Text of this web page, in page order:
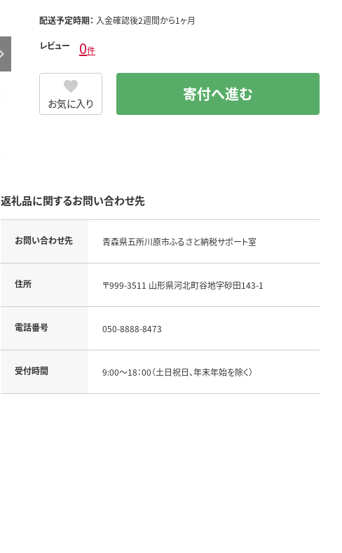
配送予定時期： 入金確認後2週間から1ヶ月
レビュー 0件
お気に入り 寄付へ進む
返礼品に関するお問い合わせ先
お問い合わせ先 青森県五所川原市ふるさと納税サポート室
住所 〒999-3511 山形県河北町谷地字砂田143-1
電話番号 050-8888-8473
受付時間 9:00～18：00（土日祝日、年末年始を除く）